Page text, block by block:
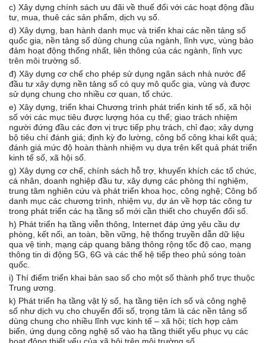
c) Xây dựng chính sách ưu đãi về thuế đối với các hoạt động đầu
tư, mua, thuê các sản phẩm, dịch vụ số.
d) Xây dựng, ban hành danh mục và triển khai các nền tảng số
quốc gia, nền tảng số dùng chung của ngành, lĩnh vực, vùng bảo
đảm hoạt động thống nhất, liên thông của các ngành, lĩnh vực
trên môi trường số.
đ) Xây dựng cơ chế cho phép sử dụng ngân sách nhà nước để
đầu tư xây dựng nền tảng số có quy mô quốc gia, vùng và được
sử dụng chung cho nhiều cơ quan, tổ chức.
e) Xây dựng, triển khai Chương trình phát triển kinh tế số, xã hội
số với các mục tiêu được lượng hóa cụ thể; giao trách nhiệm
người đứng đầu các đơn vị trực tiếp phụ trách, chỉ đạo; xây dựng
bộ tiêu chí đánh giá; định kỳ đo lường, công bố công khai kết quả;
đánh giá mức độ hoàn thành nhiệm vụ dựa trên kết quả phát triển
kinh tế số, xã hội số.
g) Xây dựng cơ chế, chính sách hỗ trợ, khuyến khích các tổ chức,
cá nhân, doanh nghiệp đầu tư, xây dựng các phòng thí nghiệm,
trung tâm nghiên cứu và phát triển khoa học, công nghệ; Công bố
danh mục các chương trình, nhiệm vụ, dự án về hợp tác công tư
trong phát triển các hạ tầng số mới cần thiết cho chuyển đổi số.
h) Phát triển hạ tầng viễn thông, Internet đáp ứng yêu cầu dự
phòng, kết nối, an toàn, bền vững, hệ thống truyền dẫn dữ liệu
qua vệ tinh, mạng cáp quang băng thông rộng tốc độ cao, mạng
thông tin di động 5G, 6G và các thế hệ tiếp theo phủ sóng toàn
quốc.
i) Thí điểm triển khai bản sao số cho một số thành phố trực thuộc
Trung ương.
k) Phát triển hạ tầng vật lý số, hạ tầng tiện ích số và công nghệ
số như dịch vụ cho chuyển đổi số, trọng tâm là các nền tảng số
dùng chung cho nhiều lĩnh vực kinh tế – xã hội; tích hợp cảm
biến, ứng dụng công nghệ số vào hạ tầng thiết yếu phục vụ các